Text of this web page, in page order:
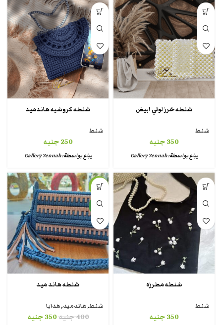
شنطه خرز لولي ابيض
شنط
350جنيه
يباع بواسطة:Gallery 7ennah
شنطه كروشيه هاندميد
شنط
250جنيه
يباع بواسطة:Gallery 7ennah
شنطه مطرزه
شنط
350جنيه
-13%
جديد
شنطه هاند ميد
شنط,هاندميد,هدايا
400جنيه350جنيه